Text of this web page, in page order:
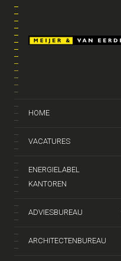
HOME
VACATURES
ENERGIELABEL
KANTOREN
ADVIESBUREAU
ARCHITECTENBUREAU